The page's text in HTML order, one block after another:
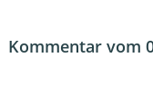
Kommentar vom